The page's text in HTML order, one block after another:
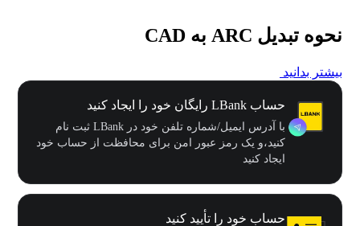
نحوه تبدیل ARC به CAD
بیشتر بدانید
حساب LBank رایگان خود را ایجاد کنید
با آدرس ایمیل/شماره تلفن خود در LBank ثبت نام
کنید،و یک رمز عبور امن برای محافظت از حساب خود
ایجاد کنید
حساب خود را تأیید کنید